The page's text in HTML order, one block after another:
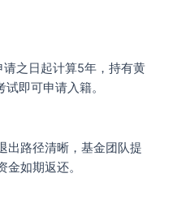
之日起计算5年，持有黄
即可申请入籍。
出路径清晰，基金团队提
如期返还。